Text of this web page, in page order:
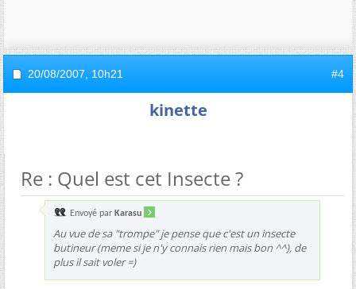
20/08/2007, 10h21 #4
kinette
Re : Quel est cet Insecte ?
Envoyé par Karasu
Au vue de sa "trompe" je pense que c'est un insecte
butineur (meme si je n'y connais rien mais bon ^^), de
plus il sait voler =)